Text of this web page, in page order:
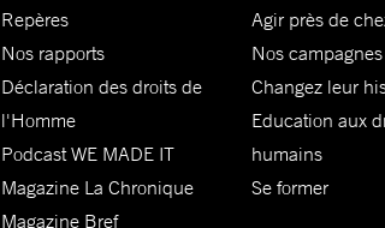
Repères
Nos rapports
Déclaration des droits de
l'Homme
Podcast WE MADE IT
Magazine La Chronique
Magazine Bref
Agir près de
Nos campagnes
Changez leur
Education aux
humains
Se former